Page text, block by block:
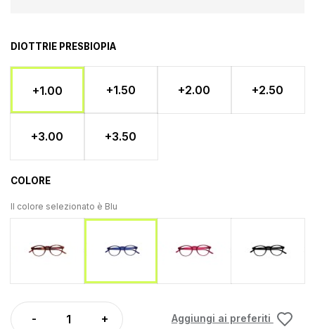
DIOTTRIE PRESBIOPIA
+1.00 +1.50 +2.00 +2.50
+3.00 +3.50
COLORE
Il colore selezionato è Blu
Aggiungi ai preferiti